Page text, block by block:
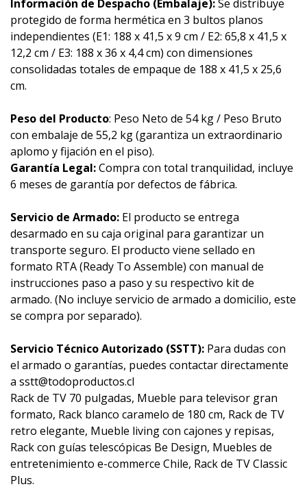
Información de Despacho (Embalaje):Se distribuye
protegido de forma hermética en 3 bultos planos
independientes (E1: 188 x 41,5 x 9 cm / E2: 65,8 x 41,5 x
12,2 cm / E3: 188 x 36 x 4,4 cm) con dimensiones
consolidadas totales de empaque de 188 x 41,5 x 25,6
cm.
Peso del Producto: Peso Neto de 54 kg / Peso Bruto
con embalaje de 55,2 kg (garantiza un extraordinario
aplomo y fijación en el piso).
Garantía Legal:Compra con total tranquilidad, incluye
6 meses de garantía por defectos de fábrica.
Servicio de Armado: El producto se entrega
desarmado en su caja original para garantizar un
transporte seguro. El producto viene sellado en
formato RTA (Ready To Assemble) con manual de
instrucciones paso a paso y su respectivo kit de
armado. (No incluye servicio de armado a domicilio, este
se compra por separado).
Servicio Técnico Autorizado (SSTT): Para dudas con
el armado o garantías, puedes contactar directamente
a sstt@todoproductos.cl
Rack de TV 70 pulgadas, Mueble para televisor gran
formato, Rack blanco caramelo de 180 cm, Rack de TV
retro elegante, Mueble living con cajones y repisas,
Rack con guías telescópicas Be Design, Muebles de
entretenimiento e-commerce Chile, Rack de TV Classic
Plus.